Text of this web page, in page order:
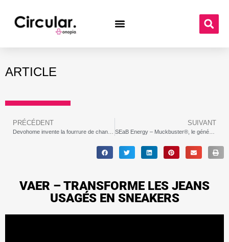
ARTICLE
PRÉCÉDENT SUIVANT
SEaB Energy – Muckbuster®, le générateur d’énergie, de chaleur et d’engrais
VAER – TRANSFORME LES JEANS
USAGÉS EN SNEAKERS